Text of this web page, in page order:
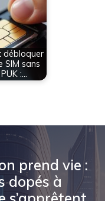
débloquer
SIM sans
:…
prend vie :
dopés à